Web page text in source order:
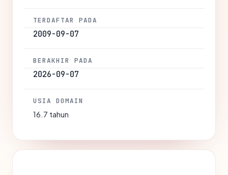
TERDAFTAR PADA
2009-09-07
BERAKHIR PADA
2026-09-07
USIA DOMAIN
16.7 tahun